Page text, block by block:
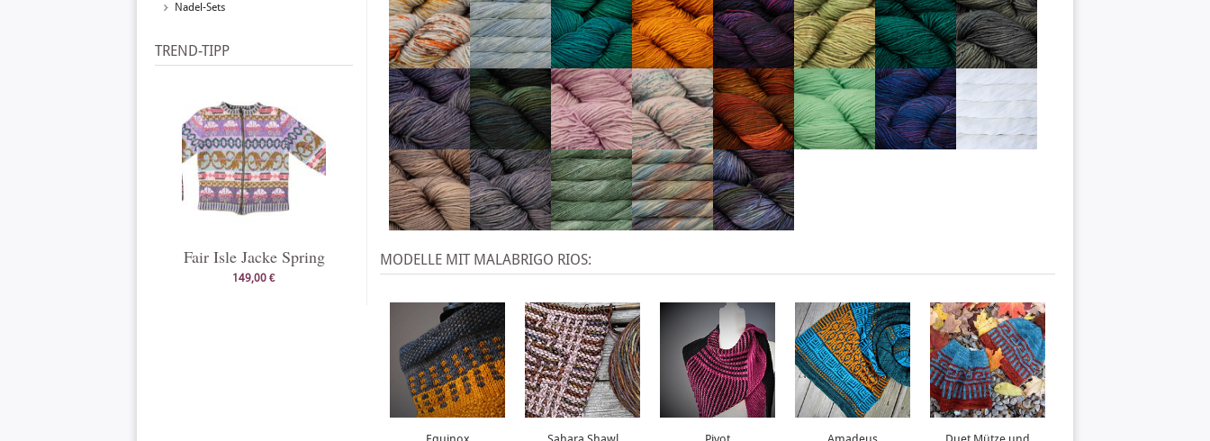
Nadel-Sets
TREND-TIPP
Fair Isle Jacke Spring
149,00 €
MODELLE MIT MALABRIGO RIOS: